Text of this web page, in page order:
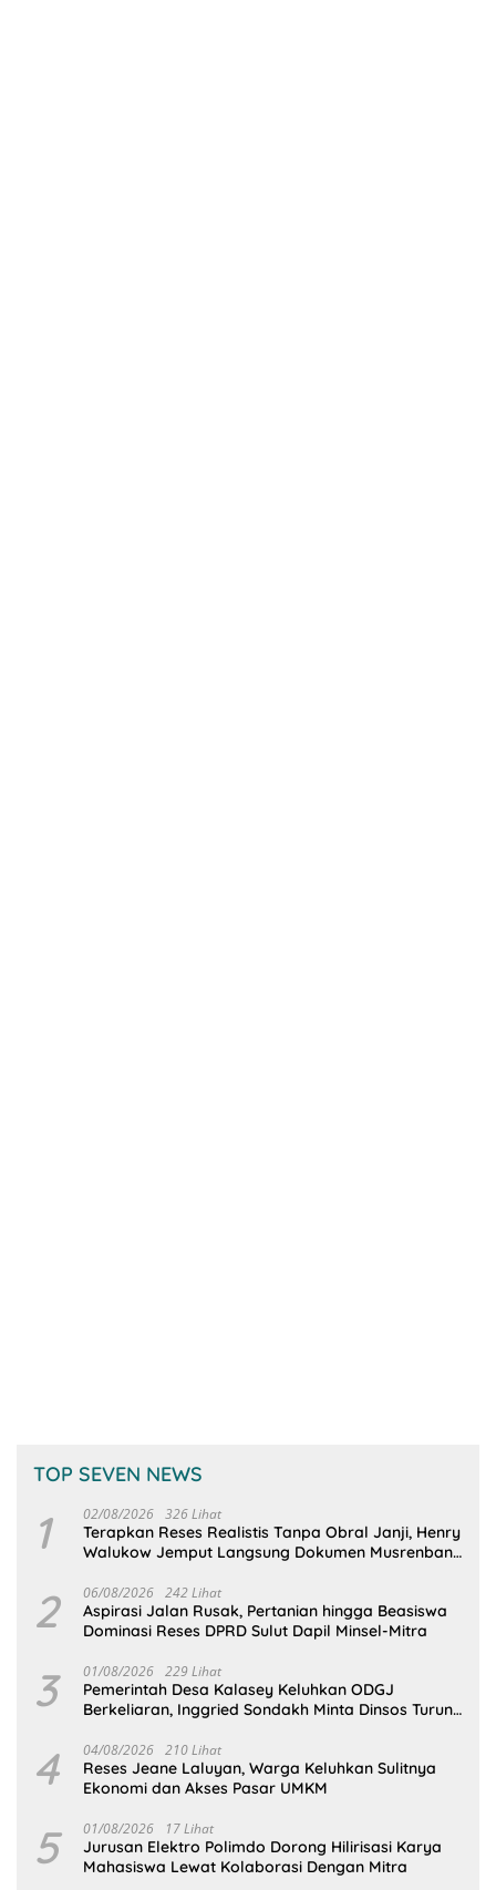
TOP SEVEN NEWS
1 02/08/2026 326 Lihat
Terapkan Reses Realistis Tanpa Obral Janji, Henry
Walukow Jemput Langsung Dokumen Musrenbang
2 06/08/2026 242 Lihat
Aspirasi Jalan Rusak, Pertanian hingga Beasiswa
Dominasi Reses DPRD Sulut Dapil Minsel-Mitra
3 01/08/2026 229 Lihat
Pemerintah Desa Kalasey Keluhkan ODGJ
Berkeliaran, Inggried Sondakh Minta Dinsos Turun
4 04/08/2026 210 Lihat
Reses Jeane Laluyan, Warga Keluhkan Sulitnya
Ekonomi dan Akses Pasar UMKM
5 01/08/2026 17 Lihat
Jurusan Elektro Polimdo Dorong Hilirisasi Karya
Mahasiswa Lewat Kolaborasi Dengan Mitra